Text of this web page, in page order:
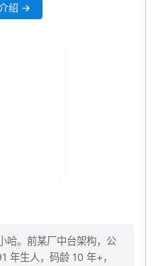
绍 →
哈。前某厂中台架构，公
年生人，码龄 10 年+，